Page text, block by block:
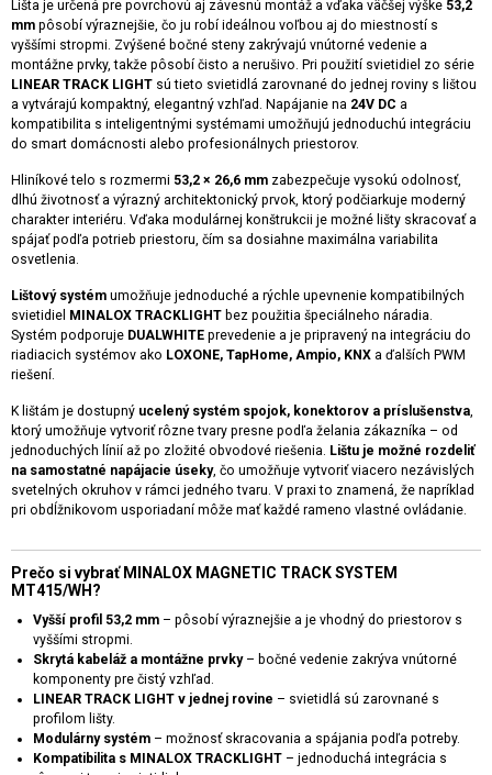
Lišta je určená pre povrchovú aj závesnú montáž a vďaka väčšej výške 53,2
mm pôsobí výraznejšie, čo ju robí ideálnou voľbou aj do miestností s
vyššími stropmi. Zvýšené bočné steny zakrývajú vnútorné vedenie a
montážne prvky, takže pôsobí čisto a nerušivo. Pri použití svietidiel zo série
LINEAR TRACK LIGHT sú tieto svietidlá zarovnané do jednej roviny s lištou
a vytvárajú kompaktný, elegantný vzhľad. Napájanie na 24V DC a
kompatibilita s inteligentnými systémami umožňujú jednoduchú integráciu
do smart domácnosti alebo profesionálnych priestorov.
Hliníkové telo s rozmermi 53,2 × 26,6 mm zabezpečuje vysokú odolnosť,
dlhú životnosť a výrazný architektonický prvok, ktorý podčiarkuje moderný
charakter interiéru. Vďaka modulárnej konštrukcii je možné lišty skracovať a
spájať podľa potrieb priestoru, čím sa dosiahne maximálna variabilita
osvetlenia.
Lištový systém umožňuje jednoduché a rýchle upevnenie kompatibilných
svietidiel MINALOX TRACKLIGHT bez použitia špeciálneho náradia.
Systém podporuje DUALWHITE prevedenie a je pripravený na integráciu do
riadiacich systémov ako LOXONE, TapHome, Ampio, KNX a ďalších PWM
riešení.
K lištám je dostupný ucelený systém spojok, konektorov a príslušenstva
ktorý umožňuje vytvoriť rôzne tvary presne podľa želania zákazníka – od
jednoduchých línií až po zložité obvodové riešenia. Lištu je možné rozdeliť
na samostatné napájacie úseky, čo umožňuje vytvoriť viacero nezávislých
svetelných okruhov v rámci jedného tvaru. V praxi to znamená, že napríklad
pri obdĺžnikovom usporiadaní môže mať každé rameno vlastné ovládanie.
Prečo si vybrať MINALOX MAGNETIC TRACK SYSTEM
MT415/WH?
Vyšší profil 53,2 mm – pôsobí výraznejšie a je vhodný do priestorov s
vyššími stropmi.
Skrytá kabeláž a montážne prvky– bočné vedenie zakrýva vnútorné
komponenty pre čistý vzhľad.
LINEAR TRACK LIGHT v jednej rovine – svietidlá sú zarovnané s
profilom lišty.
Modulárny systém – možnosť skracovania a spájania podľa potreby.
Kompatibilita s MINALOX TRACKLIGHT – jednoduchá integrácia s